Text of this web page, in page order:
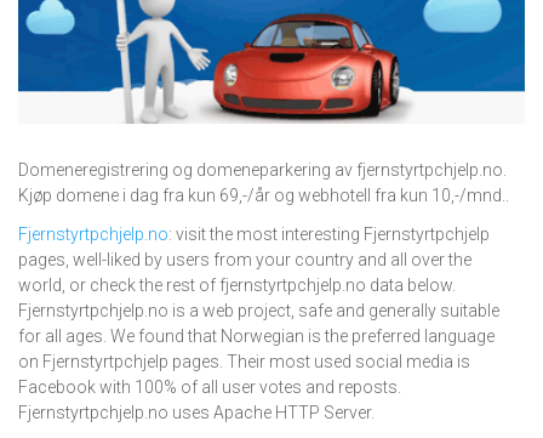
Domeneregistrering og domeneparkering av fjernstyrtpchjelp.no.
Kjøp domene i dag fra kun 69,-/år og webhotell fra kun 10,-/mnd..
Fjernstyrtpchjelp.no: visit the most interesting Fjernstyrtpchjelp
pages, well-liked by users from your country and all over the
world, or check the rest of fjernstyrtpchjelp.no data below.
Fjernstyrtpchjelp.no is a web project, safe and generally suitable
for all ages. We found that Norwegian is the preferred language
on Fjernstyrtpchjelp pages. Their most used social media is
Facebook with 100% of all user votes and reposts.
Fjernstyrtpchjelp.no uses Apache HTTP Server.